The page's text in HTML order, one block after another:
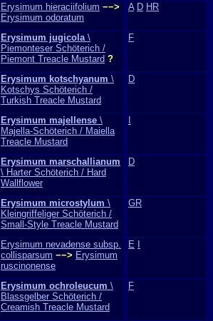
Erysimum hieraciifolium −−>
Erysimum odoratum
A D HR
Erysimum jugicola\
Piemonteser Schöterich /
Piemont Treacle Mustard ?
F
Erysimum kotschyanum \
Kotschys Schöterich /
Turkish Treacle Mustard
D
Erysimum majellense \
Majella-Schöterich / Maiella
Treacle Mustard
Erysimum marschallianum
\ Harter Schöterich / Hard
Wallflower
D
Erysimum microstylum \
Kleingriffeliger Schöterich /
Small-Style Treacle Mustard
GR
Erysimum nevadense subsp.
collisparsum −−> Erysimum
ruscinonense
E
Erysimum ochroleucum \
Blassgelber Schöterich /
Creamish Treacle Mustard
F